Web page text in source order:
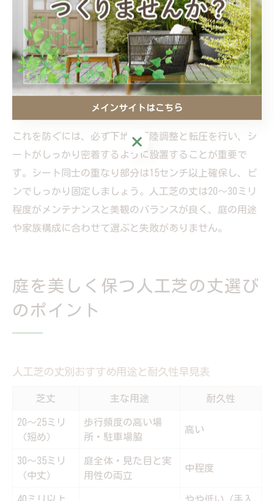
防草シートと人工芝の組み合わせ注意点
防草シートと人工芝の組み合わせは雑草対策に有効です
が、施工方法によっては効果が半減することもありま
す。特に、現状の土の上に直接防草シートと人工芝を敷
くやり方は、シートの端や継ぎ目から雑草が生えやす
く、雨水による地面の沈下や浸食も発生しやすいです。
これを防ぐには、必ず下地の不陸調整と転圧を行い、シ
ートがしっかり密着するように設置することが重要で
す。シート同士の重なり部分は15センチ以上確保し、ピ
ンでしっかり固定しましょう。人工芝の丈は20〜30ミリ
程度がメンテナンスと美観のバランスが良く、庭の用途
や家族構成に合わせて選ぶと失敗がありません。
庭を美しく保つ人工芝の丈選び
のポイント
人工芝の丈別おすすめ用途と耐久性早見表
芝丈 主な用途 耐久性
20～25ミリ
（短め）
歩行頻度の高い場
所・駐車場脇
高い
30～35ミリ
（中丈）
庭全体・見た目と実
用性の両立
中程度
メインサイトはこちら
メインサイトはこちら